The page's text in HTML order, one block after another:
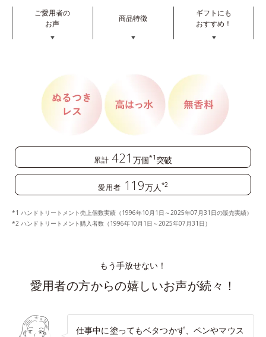
ご愛用者の
お声
▼
商品特徴
▼
ギフトにも
おすすめ！
▼
累計 421 万個*1 突破
愛用者 119万人 *2
ハンドトリートメント売上個数実績（1996年10月1日～2025年07月31日の販売実績）
ハンドトリートメント購入者数（1996年10月1日～2025年07月31日）
もう手放せない！
愛用者の方からの嬉しいお声が続々！
仕事中に塗ってもベタつかず、ペンやマウス